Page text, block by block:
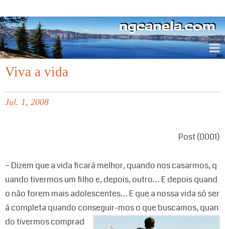
Viva a vida
Jul. 1, 2008
Post (0001)
– Dizem que a vida ficará melhor, quando nos casarmos, q
uando tivermos um filho e, depois, outro… E depois quand
o não forem mais adolescentes… E que a nossa vida só ser
á completa quando conseguir-mos o que buscamos, quan
do tivermos comprad